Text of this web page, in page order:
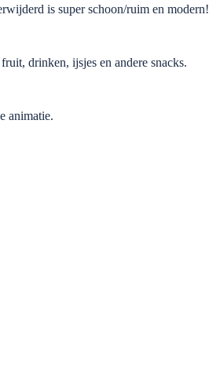
is super schoon/ruim en modern!
drinken, ijsjes en andere snacks.
animatie.